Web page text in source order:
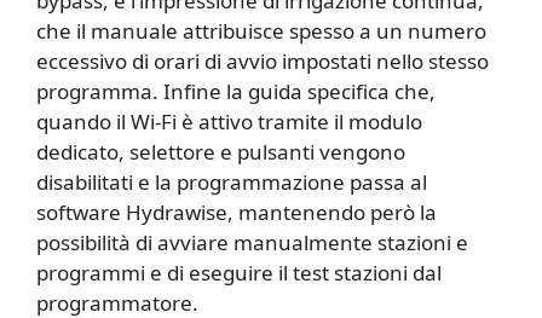
che il manuale attribuisce spesso a un numero
eccessivo di orari di avvio impostati nello stesso
programma. Infine la guida specifica che,
quando il Wi-Fi è attivo tramite il modulo
dedicato, selettore e pulsanti vengono
disabilitati e la programmazione passa al
software Hydrawise, mantenendo però la
possibilità di avviare manualmente stazioni e
programmi e di eseguire il test stazioni dal
programmatore.